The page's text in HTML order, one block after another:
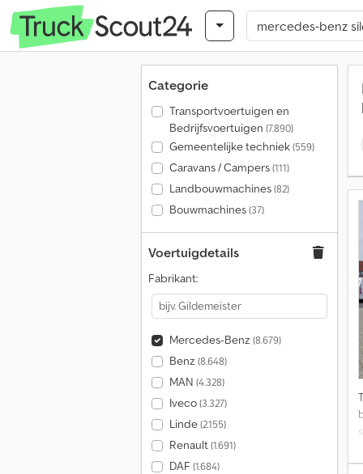
Categorie
Transportvoertuigen en
Bedrijfsvoertuigen (7.890)
Gemeentelijke techniek(559)
Caravans / Campers(111)
Landbouwmachines(82)
Bouwmachines(37)
Voertuigdetails
Fabrikant:
Mercedes-Benz (8.679)
Benz (8.648)
MAN (4.328)
Iveco(3.327)
Linde(2.155)
Renault(1.691)
DAF (1.684)